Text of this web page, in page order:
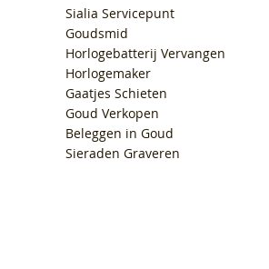
Sialia Servicepunt
Goudsmid
Horlogebatterij Vervangen
Horlogemaker
Gaatjes Schieten
Goud Verkopen
Beleggen in Goud
Sieraden Graveren